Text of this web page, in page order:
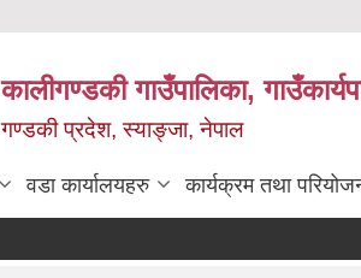
कालीगण्डकी गाउँपालिका,
गण्डकी प्रदेश, स्याङ्जा, नेपाल
वडा कार्यालयहरु कार्यक्रम तथा